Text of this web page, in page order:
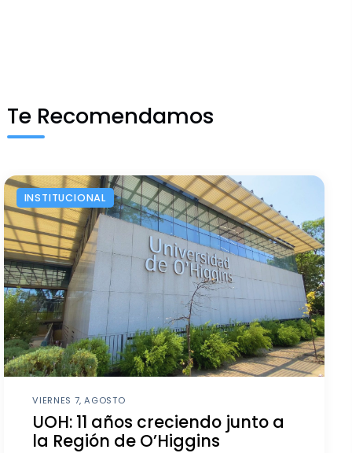
Te Recomendamos
INSTITUCIONAL
VIERNES 7, AGOSTO
UOH: 11 años creciendo junto a
la Región de O’Higgins